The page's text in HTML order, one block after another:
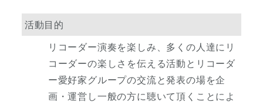
活動目的
リコーダー演奏を楽しみ、多くの人達にリ
コーダーの楽しさを伝える活動とリコーダ
ー愛好家グループの交流と発表の場を企
画・運営し一般の方に聴いて頂くことによ